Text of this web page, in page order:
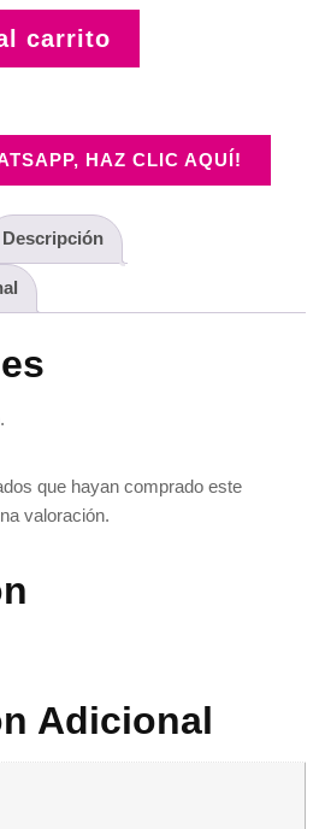
carrito
HAZ CLIC AQUÍ!
Descripción
que hayan comprado este
valoración.
Adicional